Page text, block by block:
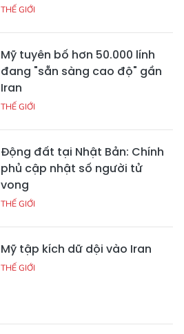
THẾ GIỚI
Mỹ tuyên bố hơn 50.000 lính
đang "sẵn sàng cao độ" gần
Iran
THẾ GIỚI
Động đất tại Nhật Bản: Chính
phủ cập nhật số người tử
vong
THẾ GIỚI
Mỹ tập kích dữ dội vào Iran
THẾ GIỚI